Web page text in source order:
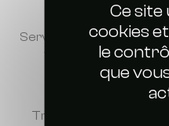
Ce site
cookies
le
que
Servizio clienti sempre a
tua disposizione
Trappole prodotte in